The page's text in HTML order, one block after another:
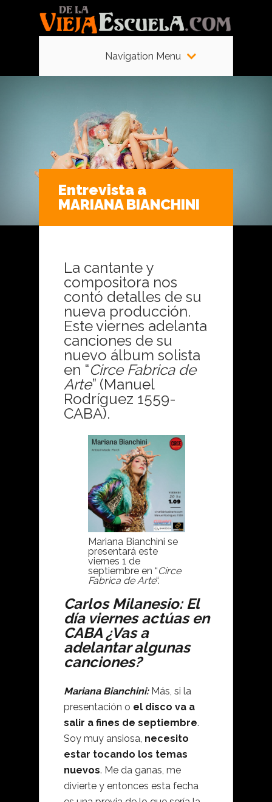
Navigation Menu
Entrevista a
MARIANA BIANCHINI
La cantante y
compositora nos
contó detalles de su
nueva producción.
Este viernes adelanta
canciones de su
nuevo álbum solista
en “Circe Fabrica de
Arte” (Manuel
Rodríguez 1559-
CABA).
Mariana Bianchini se
presentará este
viernes 1 de
septiembre en “Circe
Fabrica de Arte“.
Carlos Milanesio: El
día viernes actúas en
CABA ¿Vas a
adelantar algunas
canciones?
Mariana Bianchini: Más, si la
presentación o el disco va a
salir a fines de septiembre.
Soy muy ansiosa, necesito
estar tocando los temas
nuevos. Me da ganas, me
divierte y entonces esta fecha